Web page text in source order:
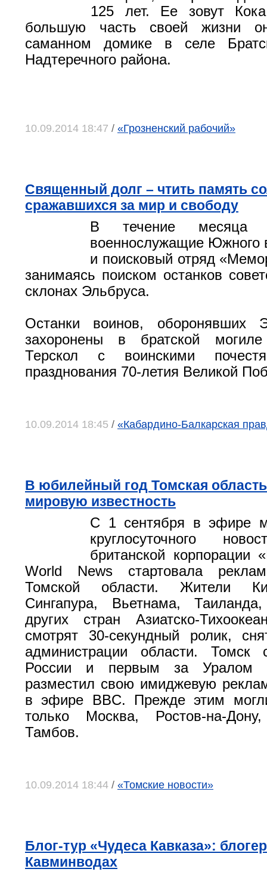
125 лет. Ее зовут
большую часть своей жизни
саманном домике в селе
Надтеречного района.
10.09.2014 18:47 / «Грозненский рабочий»
Священный долг – чтить память
сражавшихся за мир и свободу
В течение месяца
военнослужащие Южного
и поисковый отряд
занимаясь поиском останков
склонах Эльбруса.
Останки воинов, оборонявших
захоронены в братской
Терскол с воинскими
празднования 70-летия Великой
10.09.2014 18:45 / «Кабардино-Балкарская
В юбилейный год Томская
мировую известность
С 1 сентября в эфире
круглосуточного
британской корпорации
World News стартовала
Томской области. Жители
Сингапура, Вьетнама,
других стран Азиатско-
смотрят 30-секундный ролик,
администрации области.
России и первым за Уралом
разместил свою имиджевую
в эфире BBC. Преж­де этим
только Москва, Ростов-на-
Тамбов.
10.09.2014 18:44 / «Томские новости»
Блог-тур «Чудеса Кавказа»:
Кавминводах